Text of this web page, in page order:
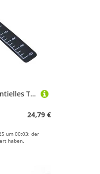
Wdbild Fischerei Essentielles Tragbares Fisch Lineal Messwerkzeug Für Boote Yachtband Salzwassermessband Boote Fischereimaße Werkzeug
24,79 €
um 00:03; der
haben.